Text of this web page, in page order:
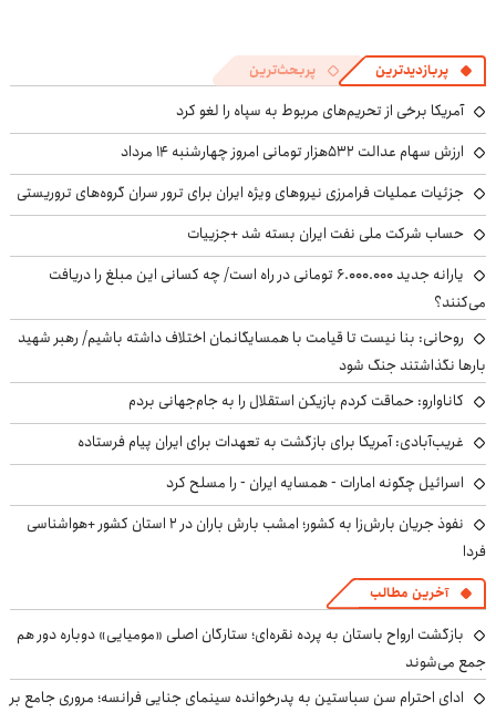
پربازدیدترین پربحث‌ترین
آمریکا برخی از تحریم‌های مربوط به سپاه را لغو کرد
ارزش سهام عدالت ۵۳۲هزار تومانی امروز چهارشنبه ۱۴ مرداد
جزئیات عملیات فرامرزی نیروهای ویژه ایران برای ترور سران گروه‌های تروریستی
حساب‌ شرکت ملی نفت ایران بسته شد +جزییات
یارانه جدید ۶.۰۰۰.۰۰۰ تومانی در راه است/ چه کسانی این مبلغ را دریافت
می‌کنند؟
روحانی: بنا نیست تا قیامت با همسایگانمان اختلاف داشته باشیم/ رهبر شهید
بارها نگذاشتند جنگ شود
کاناوارو: حماقت کردم بازیکن استقلال را به جام‌جهانی بردم
غریب‌آبادی: آمریکا برای بازگشت به تعهدات برای ایران پیام فرستاده
اسرائیل چگونه امارات - همسایه ایران - را مسلح کرد
نفوذ جریان بارش‌زا به کشور؛ امشب بارش باران در ۲ استان کشور +هواشناسی
فردا
آخرین مطالب
بازگشت ارواح باستان به پرده نقره‌ای؛ ستارگان اصلی «مومیایی» دوباره دور هم
جمع می‌شوند
ادای احترام سن سباستین به پدرخوانده سینمای جنایی فرانسه؛ مروری جامع بر